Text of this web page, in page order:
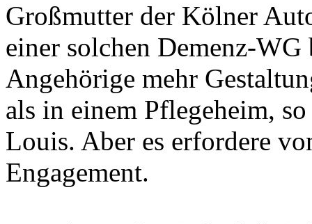
Großmutter der Kölner
einer solchen Demenz-
Angehörige mehr
als in einem Pflegeheim,
Louis. Aber es erfordere
Engagement.